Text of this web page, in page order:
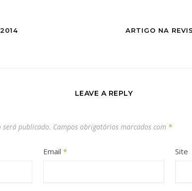
ARTIGO NA
LEAVE A REPLY
será publicado. Campos obrigatórios marcados com *
Email * Site